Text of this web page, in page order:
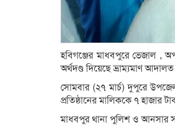
হবিগঞ্জের মাধবপুরে ভেজাল ,
অর্থদণ্ড দিয়েছে ভ্রাম্যমাণ
সোমবার (২৭ মার্চ) দুপুরে
প্রতিষ্ঠানের মালিককে ৭ হাজার
মাধবপুর থানা পুলিশ ও আনসার